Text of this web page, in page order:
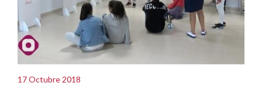
17 Octubre 2018